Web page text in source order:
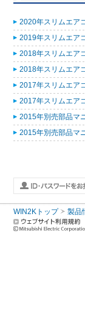
2020年スリムエア
2019年スリムエア
2018年スリムエア
2018年スリムエア
2017年スリムエア
2017年スリムエア
2015年別売部品マ
2015年別売部品マ
WIN2Kトップ 製品